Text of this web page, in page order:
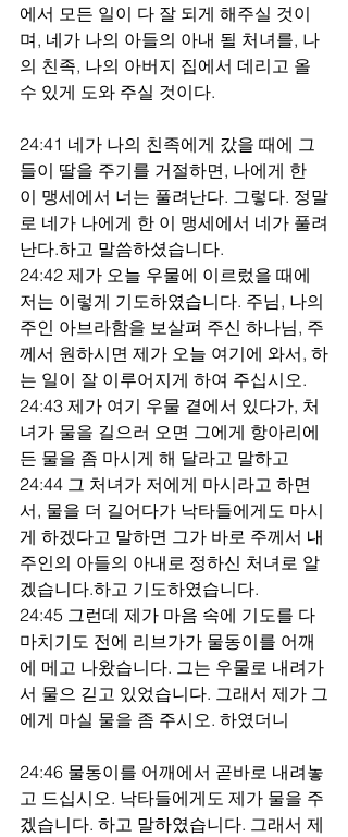
에서 모든 일이 다 잘 되게 해주실 것이
며, 네가 나의 아들의 아내 될 처녀를, 나
의 친족, 나의 아버지 집에서 데리고 올
수 있게 도와 주실 것이다.
24:41 네가 나의 친족에게 갔을 때에 그
들이 딸을 주기를 거절하면, 나에게 한
이 맹세에서 너는 풀려난다. 그렇다. 정말
로 네가 나에게 한 이 맹세에서 네가 풀려
난다.하고 말씀하셨습니다.
24:42 제가 오늘 우물에 이르렀을 때에
저는 이렇게 기도하였습니다. 주님, 나의
주인 아브라함을 보살펴 주신 하나님, 주
께서 원하시면 제가 오늘 여기에 와서, 하
는 일이 잘 이루어지게 하여 주십시오.
24:43 제가 여기 우물 곁에서 있다가, 처
녀가 물을 길으러 오면 그에게 항아리에
든 물을 좀 마시게 해 달라고 말하고
24:44 그 처녀가 저에게 마시라고 하면
서, 물을 더 길어다가 낙타들에게도 마시
게 하겠다고 말하면 그가 바로 주께서 내
주인의 아들의 아내로 정하신 처녀로 알
겠습니다.하고 기도하였습니다.
24:45 그런데 제가 마음 속에 기도를 다
마치기도 전에 리브가가 물동이를 어깨
에 메고 나왔습니다. 그는 우물로 내려가
서 물으 긷고 있었습니다. 그래서 제가 그
에게 마실 물을 좀 주시오. 하였더니
24:46 물동이를 어깨에서 곧바로 내려놓
고 드십시오. 낙타들에게도 제가 물을 주
겠습니다. 하고 말하였습니다. 그래서 제